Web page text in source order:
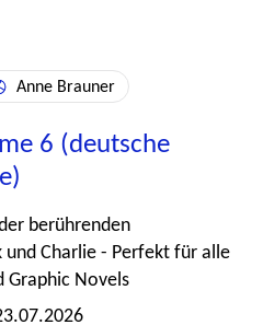
Anne Brauner
6 (deutsche
berührenden
und Charlie - Perfekt für alle
Graphic Novels